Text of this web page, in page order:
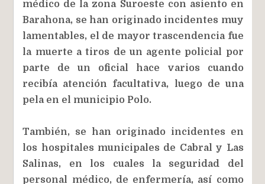
médico de la zona Suroeste con asiento en
Barahona, se han originado incidentes muy
lamentables, el de mayor trascendencia fue
la muerte a tiros de un agente policial por
parte de un oficial hace varios cuando
recibía atención facultativa, luego de una
pela en el municipio Polo.
También, se han originado incidentes en
los hospitales municipales de Cabral y Las
Salinas, en los cuales la seguridad del
personal médico, de enfermería, así como